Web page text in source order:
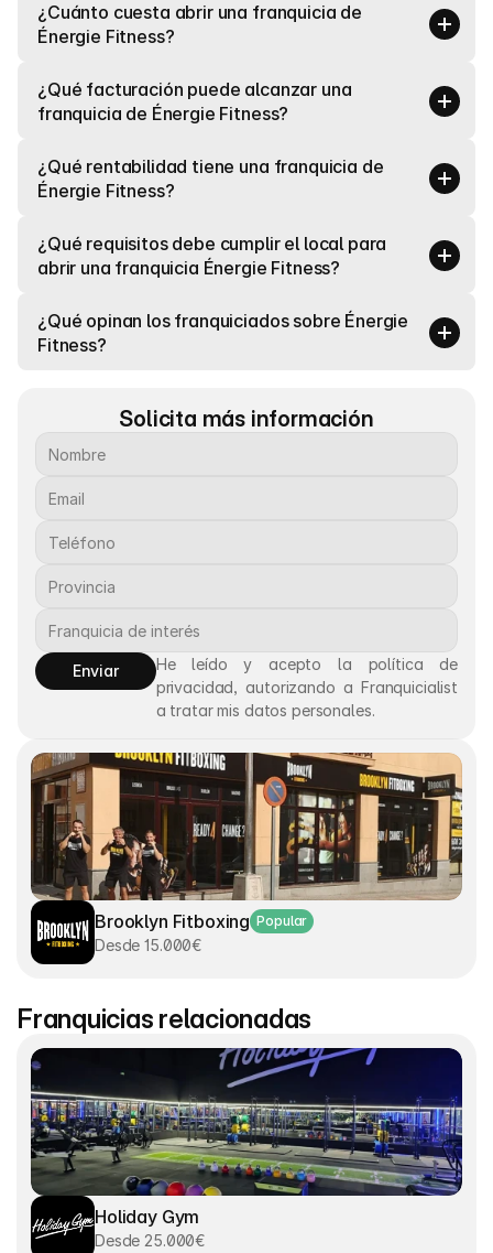
¿Cuánto cuesta abrir una franquicia de
Énergie Fitness?
¿Qué facturación puede alcanzar una
franquicia de Énergie Fitness?
¿Qué rentabilidad tiene una franquicia de
Énergie Fitness?
¿Qué requisitos debe cumplir el local para
abrir una franquicia Énergie Fitness?
¿Qué opinan los franquiciados sobre Énergie
Fitness?
Solicita más información
Enviar
He leído y acepto la política de
privacidad, autorizando a Franquicialist
a tratar mis datos personales.
Brooklyn Fitboxing Popular
Desde 15.000€
Franquicias relacionadas
Holiday Gym
Desde 25.000€